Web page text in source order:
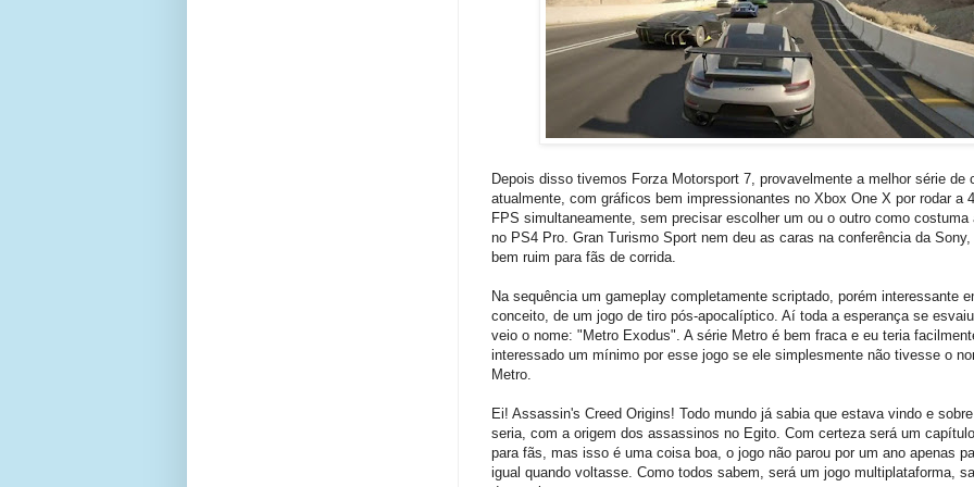
Depois disso tivemos Forza Motorsport 7, provavelmente a melhor série de
atualmente, com gráficos bem impressionantes no Xbox One X por rodar a
FPS simultaneamente, sem precisar escolher um ou o outro como costuma
no PS4 Pro. Gran Turismo Sport nem deu as caras na conferência da Sony,
bem ruim para fãs de corrida.
Na sequência um gameplay completamente scriptado, porém interessante
conceito, de um jogo de tiro pós-apocalíptico. Aí toda a esperança se
veio o nome: "Metro Exodus". A série Metro é bem fraca e eu teria
interessado um mínimo por esse jogo se ele simplesmente não tivesse o
Metro.
Ei! Assassin's Creed Origins! Todo mundo já sabia que estava vindo e
seria, com a origem dos assassinos no Egito. Com certeza será um
para fãs, mas isso é uma coisa boa, o jogo não parou por um ano apenas
igual quando voltasse. Como todos sabem, será um jogo multiplataforma,